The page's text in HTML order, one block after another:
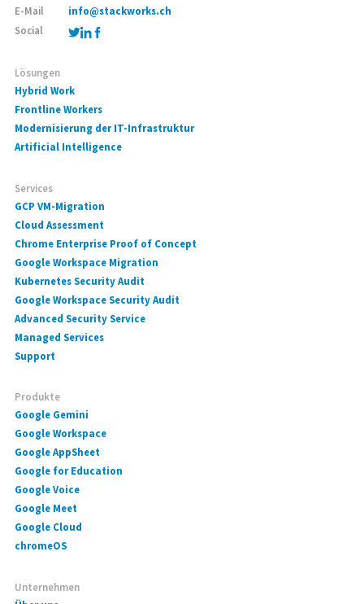
E-Mail
info@stackworks.ch
Social
Lösungen
Hybrid Work
Frontline Workers
Modernisierung der IT-Infrastruktur
Artificial Intelligence
Services
GCP VM-Migration
Cloud Assessment
Chrome Enterprise Proof of Concept
Google Workspace Migration
Kubernetes Security Audit
Google Workspace Security Audit
Advanced Security Service
Managed Services
Support
Produkte
Google Gemini
Google Workspace
Google AppSheet
Google for Education
Google Voice
Google Meet
Google Cloud
chromeOS
Unternehmen